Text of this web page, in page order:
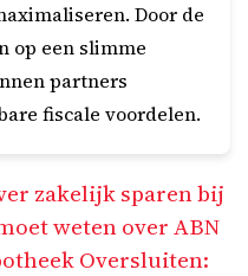
Door de
op een slimme
partners
fiscale voordelen.
zakelijk sparen bij
weten over ABN
Oversluiten: